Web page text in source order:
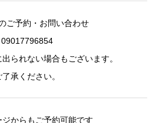
ご予約・お問い合わせ
09017796854
られない場合もございます。
了承ください。
ジからもご予約可能です